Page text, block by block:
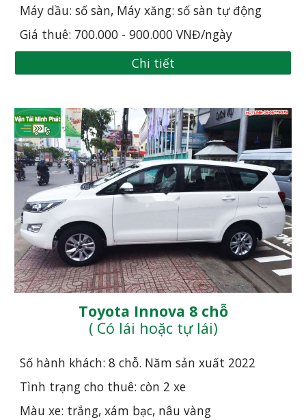
Máy dầu: số sàn, Máy xăng: số sàn tự động
Giá thuê: 700.000 - 900.000 VNĐ/ngày
Chi tiết
Toyota Innova 8 chỗ
( Có lái hoặc tự lái)
Số hành khách: 8 chỗ. Năm sản xuất 2022
Tình trạng cho thuê: còn 2 xe
Màu xe: trắng, xám bạc, nâu vàng